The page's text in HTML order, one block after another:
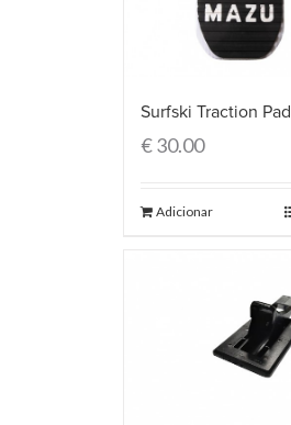
Surfski Traction Pad
€30.00
Adicionar